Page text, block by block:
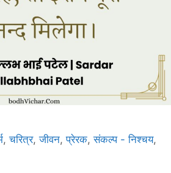
,चरित्र,जीवन,प्रेरक,संकल्प - निश्चय,